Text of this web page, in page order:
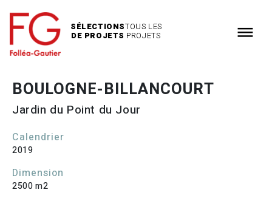
Aller
au
contenu
SÉLECTIONS
DE PROJETS
TOUS LES
PROJETS
BOULOGNE-BILLANCOURT
Jardin du Point du Jour
Calendrier
2019
Dimension
2500 m2